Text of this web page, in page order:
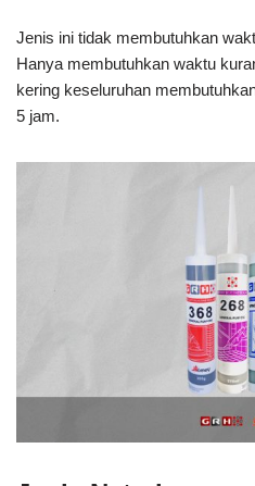
Jenis ini tidak membutuhkan
Hanya membutuhkan waktu
kering keseluruhan
5 jam.